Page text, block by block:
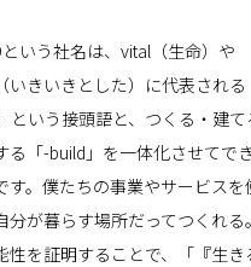
という社名は、vital（生命）や
いきいきとした）に代表される
という接頭語と、つくる・建て
る「-build」を一体化させてで
す。僕たちの事業やサービスを
分が暮らす場所だってつくれる
性を証明することで、「『生き